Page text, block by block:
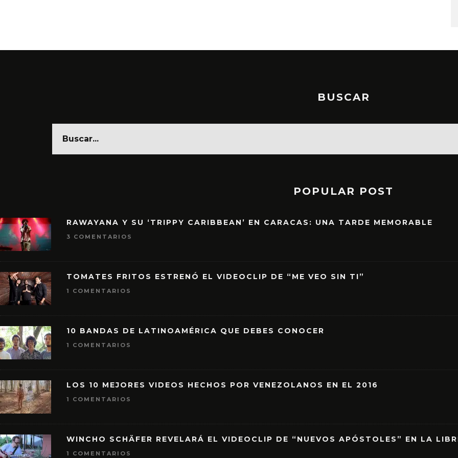
BUSCAR
POPULAR POST
RAWAYANA Y SU ‘TRIPPY CARIBBEAN’ EN CARACAS: UNA TARDE MEMORABLE
3 COMENTARIOS
TOMATES FRITOS ESTRENÓ EL VIDEOCLIP DE “ME VEO SIN TI”
1 COMENTARIOS
10 BANDAS DE LATINOAMÉRICA QUE DEBES CONOCER
1 COMENTARIOS
LOS 10 MEJORES VIDEOS HECHOS POR VENEZOLANOS EN EL 2016
1 COMENTARIOS
WINCHO SCHÄFER REVELARÁ EL VIDEOCLIP DE “NUEVOS APÓSTOLES” EN LA
1 COMENTARIOS